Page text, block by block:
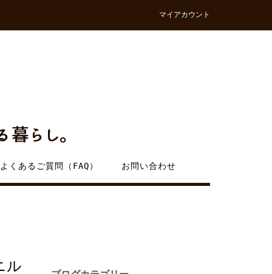
マイアカウント
よくあるご質問（FAQ） お問い合わせ
ル